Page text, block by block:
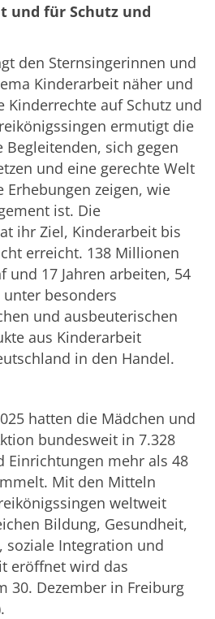
und für Schutz und
den Sternsingerinnen und
Kinderarbeit näher und
Kinderrechte auf Schutz und
ermutigt die
sich gegen
und eine gerechte Welt
Erhebungen zeigen, wie
ist. Die
ihr Ziel, Kinderarbeit bis
erreicht. 138 Millionen
und 17 Jahren arbeiten, 54
besonders
und ausbeuterischen
aus Kinderarbeit
in den Handel.
hatten die Mädchen und
bundesweit in 7.328
Einrichtungen mehr als 48
Mit den Mitteln
weltweit
Bildung, Gesundheit,
soziale Integration und
eröffnet wird das
30. Dezember in Freiburg